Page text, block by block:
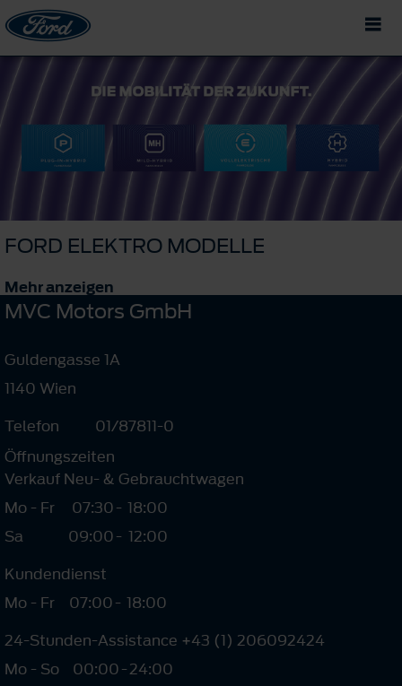
FORD ELEKTRO MODELLE
Mehr anzeigen
MVC Motors GmbH
Guldengasse 1A
1140 Wien
Telefon
01/87811-0
Öffnungszeiten
Verkauf Neu- & Gebrauchtwagen
Mo - Fr
07:30- 18:00
Sa
09:00- 12:00
Kundendienst
Mo - Fr
07:00- 18:00
24-Stunden-Assistance +43 (1) 206092424
Mo - So
00:00-24:00